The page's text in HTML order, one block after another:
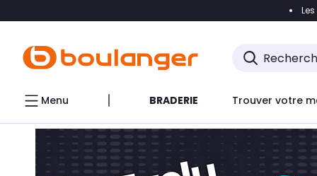
Accéder
Accéder directement au chatbot
Menu BRADERIE Trouver votre